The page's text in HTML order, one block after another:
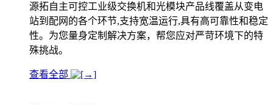
源拓自主可控工业级交换机和光模块产品线覆盖从变电
站到配网的各个环节,支持宽温运行,具有高可靠性和稳定
性。为您量身定制解决方案，帮您应对严苛环境下的特
殊挑战。
查看全部